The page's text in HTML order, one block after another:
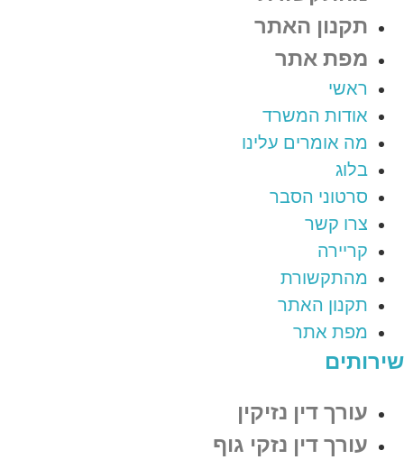
תקנון האתר
מפת אתר
ראשי
אודות המשרד
מה אומרים עלינו
בלוג
סרטוני הסבר
צרו קשר
קריירה
מהתקשורת
תקנון האתר
מפת אתר
שירותים
עורך דין נזיקין
עורך דין נזקי גוף